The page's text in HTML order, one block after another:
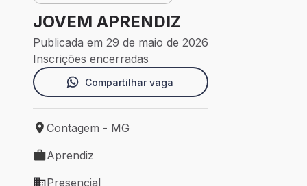
JOVEM APRENDIZ
Publicada em 29 de maio de 2026
Inscrições encerradas
Compartilhar vaga
Local de trabalho: Contagem - MG
Contagem - MG
Tipo de vaga: Aprendiz
Aprendiz
Presencial